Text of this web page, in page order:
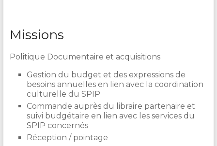
Missions
Politique Documentaire et acquisitions
Gestion du budget et des expressions de
besoins annuelles en lien avec la coordination
culturelle du SPIP
Commande auprès du libraire partenaire et
suivi budgétaire en lien avec les services du
SPIP concernés
Réception / pointage